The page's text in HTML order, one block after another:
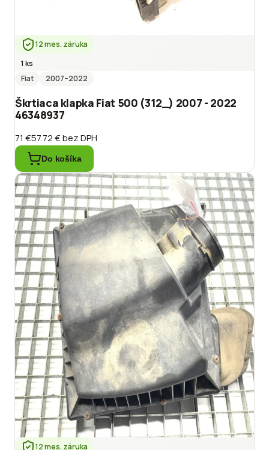
12 mes. záruka
1 ks
Fiat
2007–2022
Škrtiaca klapka Fiat 500 (312_) 2007 - 2022
46348937
71 €57.72 €bez DPH
Do košíka
12 mes. záruka